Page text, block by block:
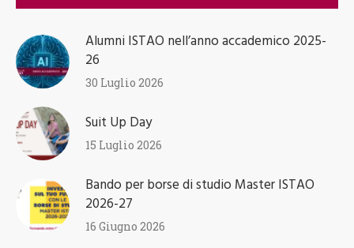
Alumni ISTAO nell’anno accademico 2025-
26
30 Luglio 2026
Suit Up Day
15 Luglio 2026
Bando per borse di studio Master ISTAO
2026-27
16 Giugno 2026